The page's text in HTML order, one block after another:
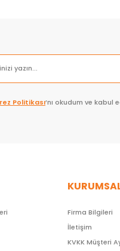
Politikası’nı okudum ve kabul
Firma Bilgileri
İletişim
KVKK Müşteri